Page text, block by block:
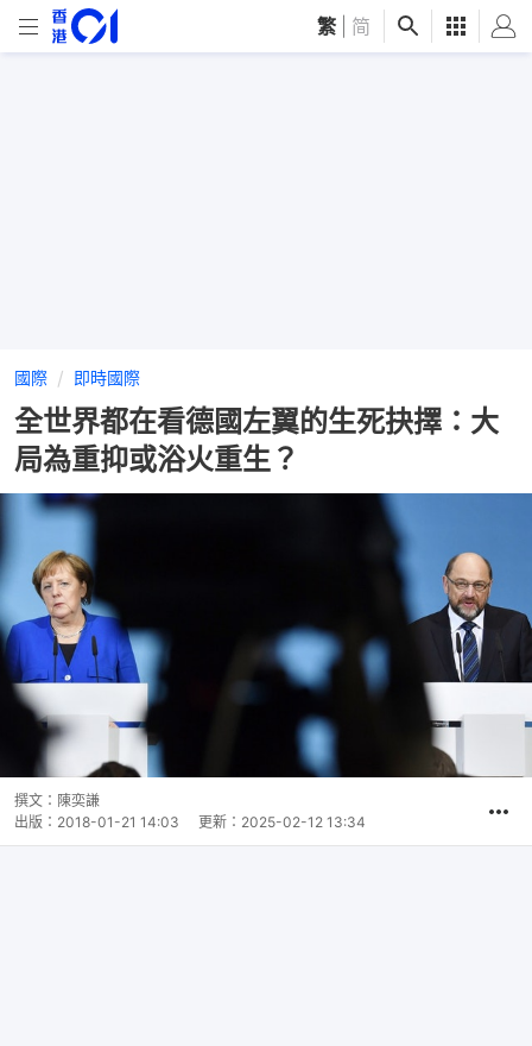
繁 简
國際 即時國際
全世界都在看德國左翼的生死抉擇：大
局為重抑或浴火重生？
撰文： 陳奕謙
出版： 2018-01-21 14:03 更新： 2025-02-12 13:34